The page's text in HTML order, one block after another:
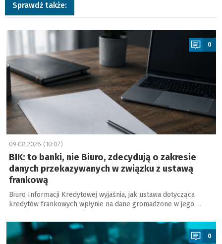
Sprawdź także:
a
0
09.08.2026 (10:07)
BIK: to banki, nie Biuro, zdecydują o zakresie
danych przekazywanych w związku z ustawą
frankową
Biuro Informacji Kredytowej wyjaśnia, jak ustawa dotycząca
kredytów frankowych wpłynie na dane gromadzone w jego …
a
0